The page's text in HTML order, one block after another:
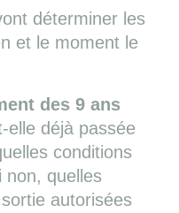
déterminer les
et le moment le
des 9 ans
elle déjà passée
conditions
non, quelles
autorisées